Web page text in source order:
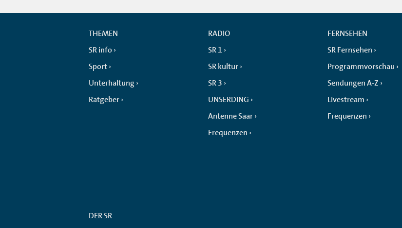
THEMEN
SR info
Sport
Unterhaltung
Ratgeber
RADIO
SR 1
SR kultur
SR 3
UNSERDING
Antenne Saar
Frequenzen
FERNSEHEN
SR Fernsehen
Programmvorschau
Sendungen A-Z
Livestream
Frequenzen
DER SR